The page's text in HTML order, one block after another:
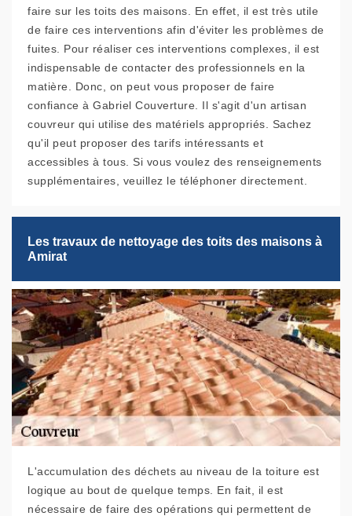
faire sur les toits des maisons. En effet, il est très utile
de faire ces interventions afin d'éviter les problèmes de
fuites. Pour réaliser ces interventions complexes, il est
indispensable de contacter des professionnels en la
matière. Donc, on peut vous proposer de faire
confiance à Gabriel Couverture. Il s'agit d'un artisan
couvreur qui utilise des matériels appropriés. Sachez
qu'il peut proposer des tarifs intéressants et
accessibles à tous. Si vous voulez des renseignements
supplémentaires, veuillez le téléphoner directement.
Les travaux de nettoyage des toits des maisons à
Amirat
L'accumulation des déchets au niveau de la toiture est
logique au bout de quelque temps. En fait, il est
nécessaire de faire des opérations qui permettent de